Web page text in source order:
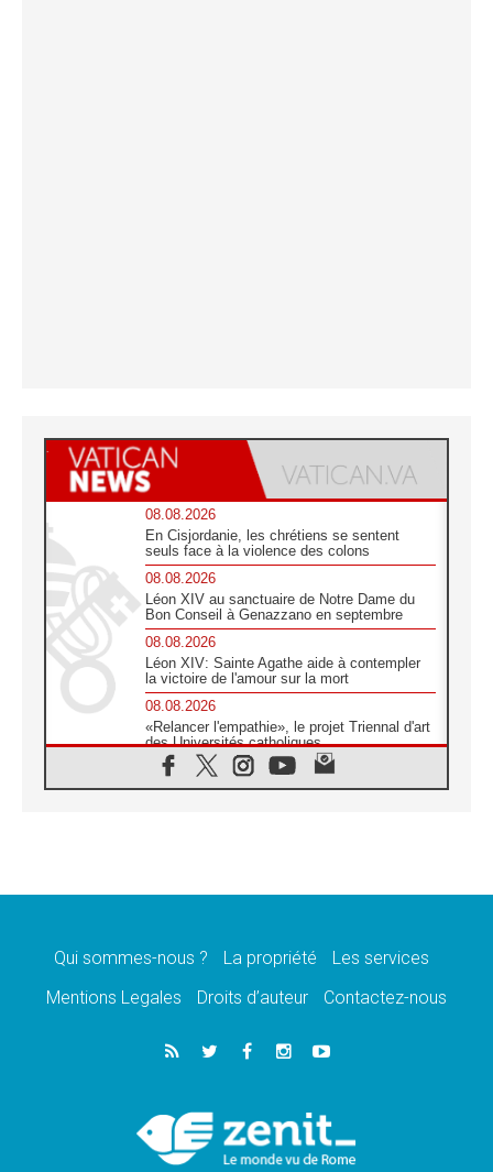
08.08.2026
En Cisjordanie, les chrétiens se sentent
seuls face à la violence des colons
08.08.2026
Léon XIV au sanctuaire de Notre Dame du
Bon Conseil à Genazzano en septembre
08.08.2026
Léon XIV: Sainte Agathe aide à contempler
la victoire de l'amour sur la mort
08.08.2026
«Relancer l'empathie», le projet Triennal d'art
des Universités catholiques
08.08.2026
Signis 2026, donner la parole aux religieuses
07.08.2026
07.08.2026
de l'Assomption et mémoire nationale
«La paix commence par l'empathie» estime
le cardinal Parolin
En Colombie, «la paix ne s'achète pas avec
une signature»
Qui sommes-nous ? La propriété
Les services
Mentions Legales
Droits d’auteur Contactez-nous